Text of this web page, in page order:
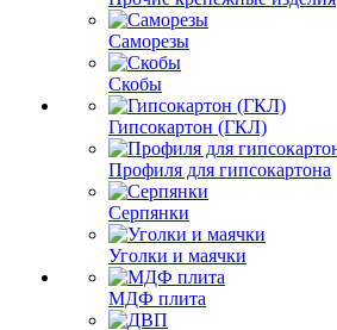
Саморезы
Скобы
Гипсокартон (ГКЛ)
Профиля для гипсокартона
Серпянки
Уголки и маячки
МДФ плита